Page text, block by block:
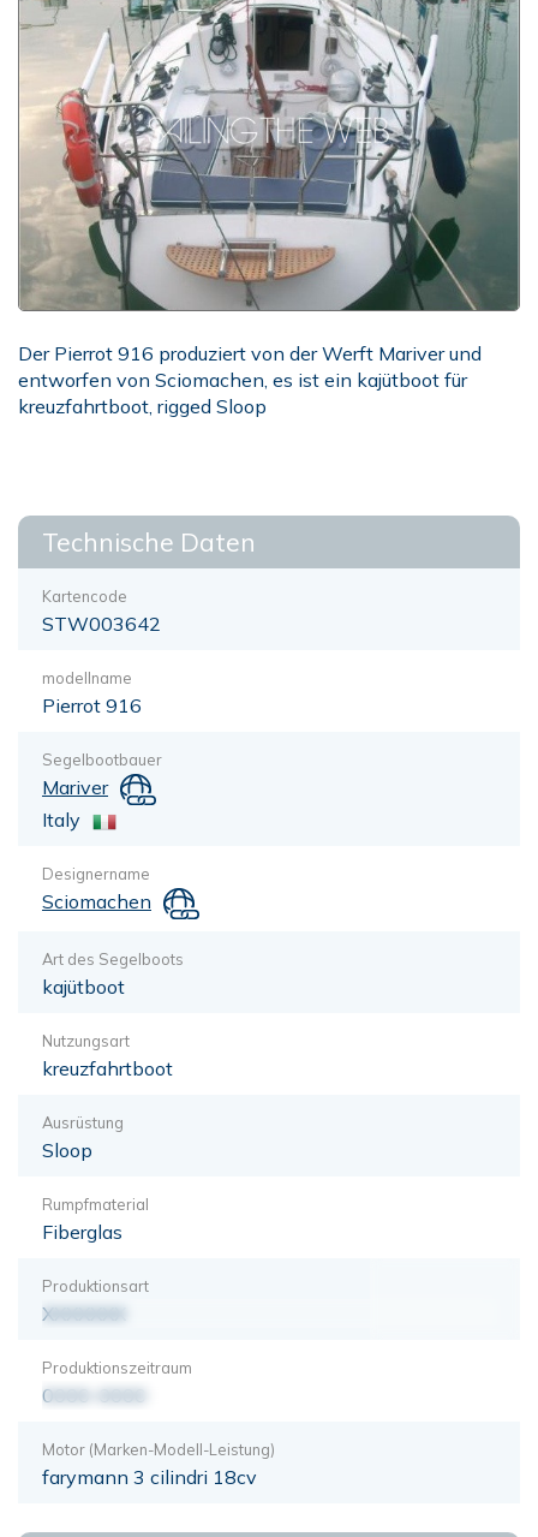
Der Pierrot 916 produziert von der Werft Mariver und
entworfen von Sciomachen, es ist ein kajütboot für
kreuzfahrtboot, rigged Sloop
Technische Daten
Kartencode
STW003642
modellname
Pierrot 916
Segelbootbauer
Mariver
Italy
Designername
Sciomachen
Art des Segelboots
kajütboot
Nutzungsart
kreuzfahrtboot
Ausrüstung
Sloop
Rumpfmaterial
Fiberglas
Produktionsart
XXXXXXX
Produktionszeitraum
0000-0000
Motor (Marken-Modell-Leistung)
farymann 3 cilindri 18cv